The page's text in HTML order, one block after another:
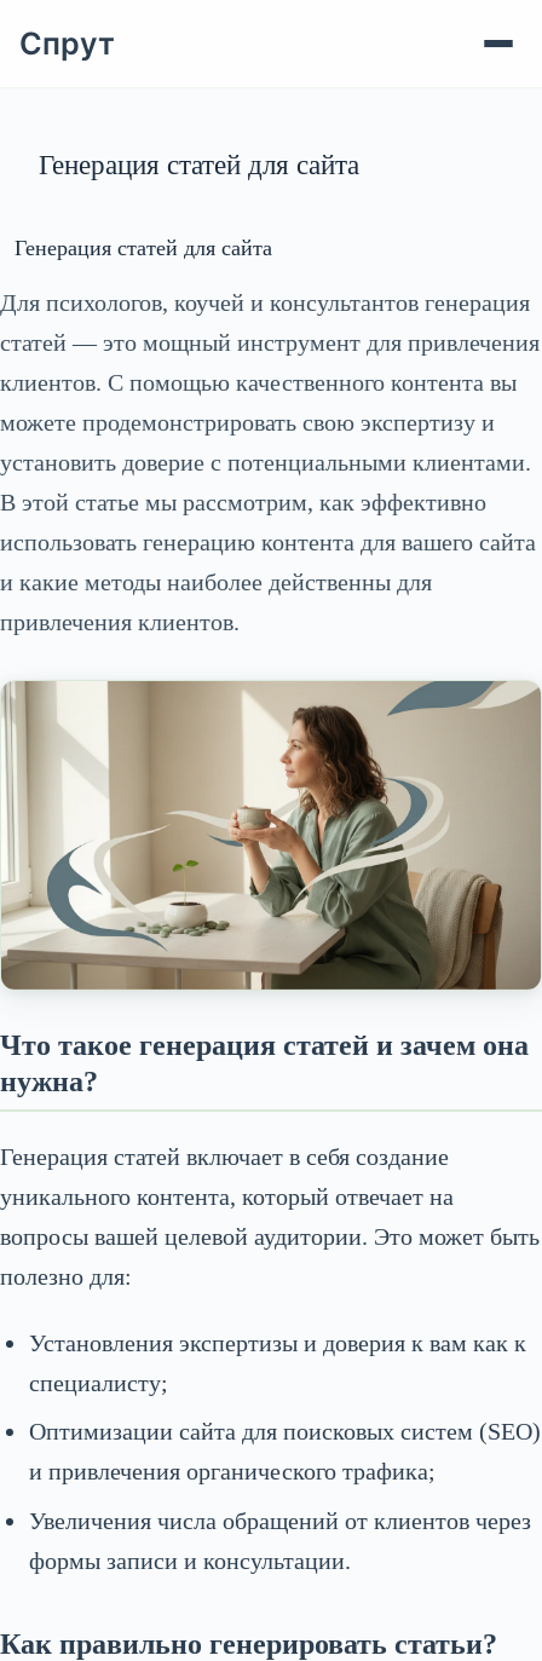
Генерация статей для сайта
Спрут
Генерация статей для сайта
Для психологов, коучей и консультантов генерация
статей — это мощный инструмент для привлечения
клиентов. С помощью качественного контента вы
можете продемонстрировать свою экспертизу и
установить доверие с потенциальными клиентами.
В этой статье мы рассмотрим, как эффективно
использовать генерацию контента для вашего сайта
и какие методы наиболее действенны для
привлечения клиентов.
Что такое генерация статей и зачем она
нужна?
Генерация статей включает в себя создание
уникального контента, который отвечает на
вопросы вашей целевой аудитории. Это может быть
полезно для:
Установления экспертизы и доверия к вам как к
специалисту;
Оптимизации сайта для поисковых систем (SEO)
и привлечения органического трафика;
Увеличения числа обращений от клиентов через
формы записи и консультации.
Как правильно генерировать статьи?